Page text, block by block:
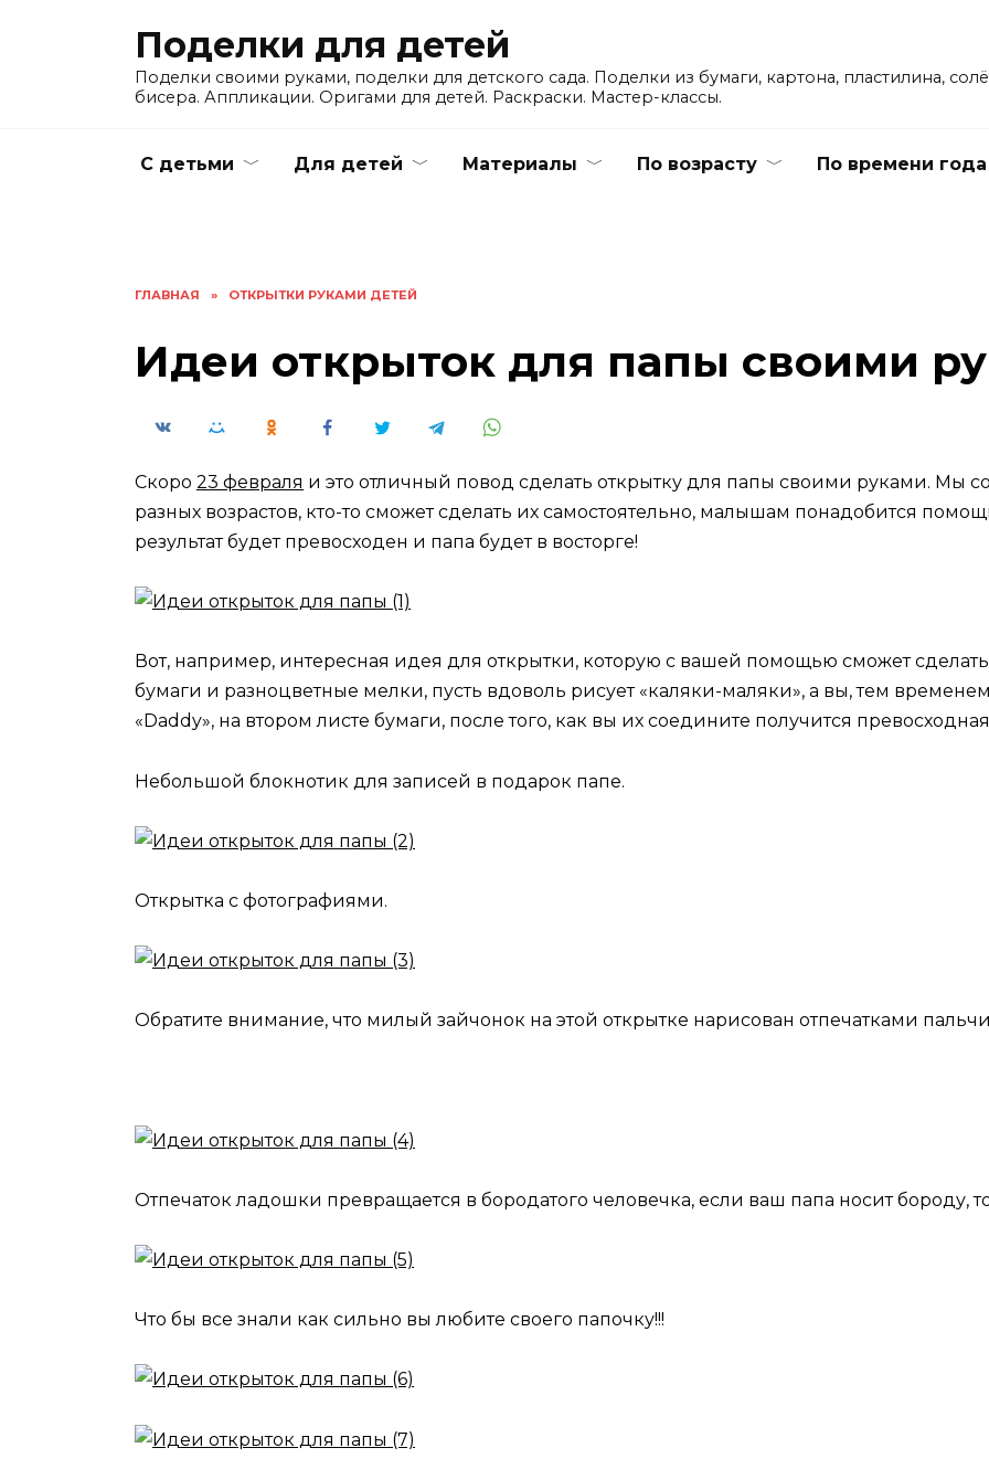
Поделки для детей
Поделки своими руками, поделки для детского сада. Поделки из бумаги, картона, пластилина,
бисера. Аппликации. Оригами для детей. Раскраски. Мастер-классы.
С детьми Для детей Материалы По возрасту По времени года
ГЛАВНАЯ » ОТКРЫТКИ РУКАМИ ДЕТЕЙ
Идеи открыток для папы своими
Скоро 23 февраля и это отличный повод сделать открытку для папы своими руками. Мы
разных возрастов, кто-то сможет сделать их самостоятельно, малышам понадобится
результат будет превосходен и папа будет в восторге!
Вот, например, интересная идея для открытки, которую с вашей помощью сможет
бумаги и разноцветные мелки, пусть вдоволь рисует «каляки-маляки», а вы, тем
«Daddy», на втором листе бумаги, после того, как вы их соедините получится
Небольшой блокнотик для записей в подарок папе.
Открытка с фотографиями.
Обратите внимание, что милый зайчонок на этой открытке нарисован отпечатками
Отпечаток ладошки превращается в бородатого человечка, если ваш папа носит бороду,
Что бы все знали как сильно вы любите своего папочку!!!